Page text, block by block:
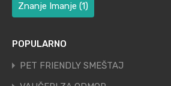
Znanje Imanje (1)
POPULARNO
PET FRIENDLY SMEŠTAJ